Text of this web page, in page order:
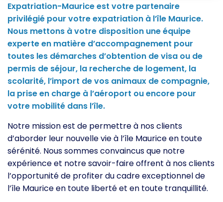
Expatriation-Maurice est votre partenaire
privilégié pour votre expatriation à l’île Maurice.
Nous mettons à votre disposition une équipe
experte en matière d’accompagnement pour
toutes les démarches d’obtention de visa ou de
permis de séjour, la recherche de logement, la
scolarité, l’import de vos animaux de compagnie,
la prise en charge à l’aéroport ou encore pour
votre mobilité dans l’île.
Notre mission est de permettre à nos clients
d’aborder leur nouvelle vie à l’île Maurice en toute
sérénité. Nous sommes convaincus que notre
expérience et notre savoir-faire offrent à nos clients
l’opportunité de profiter du cadre exceptionnel de
l’île Maurice en toute liberté et en toute tranquillité.